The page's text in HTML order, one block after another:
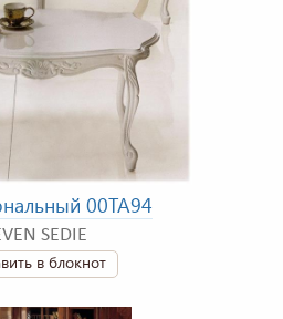
00TA94
SEDIE
в блокнот